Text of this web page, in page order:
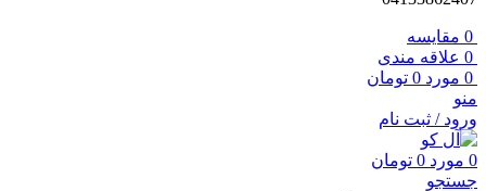
0 مقايسه
0 علاقه مندی
0 مورد 0 تومان
منو
ورود / ثبت نام
0 مورد 0 تومان
جستجو